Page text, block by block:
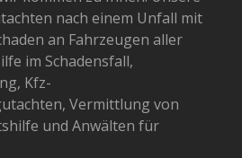
nach einem Unfall mit
an Fahrzeugen aller
im Schadensfall,
Kfz-
Vermittlung von
und Anwälten für